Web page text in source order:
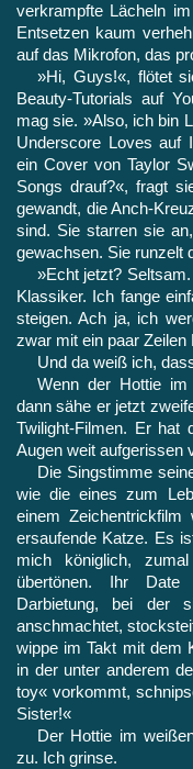
verkrampfte Lächeln
Entsetzen kaum
auf das Mikrofon, das
»Hi, Guys!«, flötet
Beauty-Tutorials auf
mag sie. »Also, ich bin
Underscore Loves auf
ein Cover von Taylor
Songs drauf?«, fragt
gewandt, die Anch-
sind. Sie starren sie
gewachsen. Sie runzelt
»Echt jetzt?
Klassiker. Ich fange
steigen. Ach ja, ich
zwar mit ein paar Zeilen
Und da weiß ich,
Wenn der Hottie im
dann sähe er jetzt
Twilight-Filmen. Er hat
Augen weit aufgerissen
Die Singstimme
wie die eines zum
einem
ersau­fende Katze. Es
mich kö­niglich,
übertönen. Ihr Date
Darbietung, bei der
anschmachtet,
wippe im Takt mit dem
in der unter anderem
toy« vorkommt,
Sister!«
Der Hottie im
zu. Ich grinse.